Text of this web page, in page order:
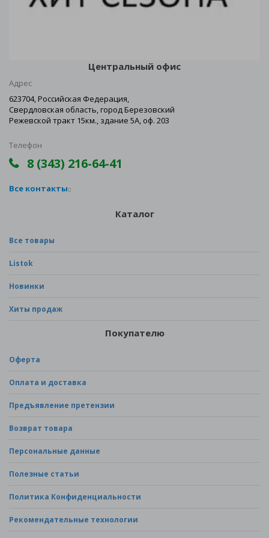
Центральный офис
Адрес
623704, Российская Федерация,
Свердловская область, город Березовский
Режевской тракт 15км., здание 5А, оф. 203
Телефон
8 (343) 216-64-41
Все контакты
Каталог
Все товары
Listok
Новинки
Хиты продаж
Покупателю
Оферта
Оплата и доставка
Предъявление претензии
Возврат товара
Персональные данные
Полезные статьи
Политика Конфиденциальности
Рекомендательные технологии